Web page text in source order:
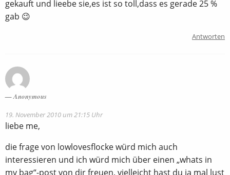
gekauft und lieebe sie,es ist so toll,dass es gerade 25 %
gab 😉
Antworten
Anonymous
19. November 2010 um 21:15 Uhr
liebe me,
die frage von lowlovesflocke würd mich auch
interessieren und ich würd mich über einen „whats in
my bag“-post von dir freuen. vielleicht hast du ja mal lust